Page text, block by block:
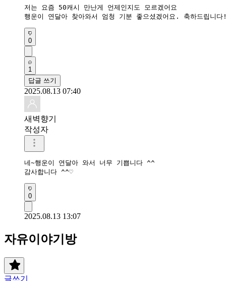
저는 요즘 50캐시 만난게 언제인지도 모르겠어요
행운이 연달아 찾아와서 엄청 기분 좋으셨겠어요. 축하드립니
0
1
답글 쓰기
2025.08.13 07:40
새벽향기
작성자
네~행운이 연달아 와서 너무 기쁩니다 ^^
감사합니다 ^^♡
0
2025.08.13 13:07
자유이야기방
글쓰기